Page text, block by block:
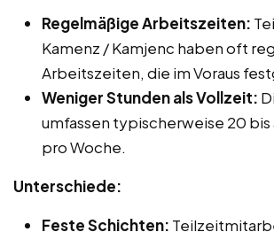
Regelmäßige Arbeitszeiten:
Kamenz / Kamjenc haben oft
Arbeitszeiten, die im Voraus
Weniger Stunden als Vollzeit:
umfassen typischerweise 20 bis
pro Woche.
Unterschiede:
Feste Schichten: